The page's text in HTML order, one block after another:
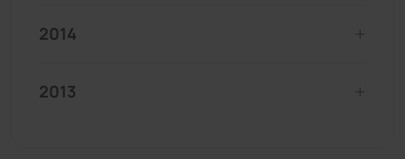
2014
2013